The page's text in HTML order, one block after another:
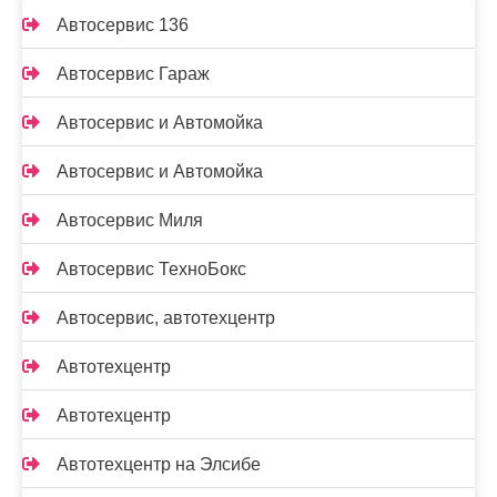
Автосервис 136
Автосервис Гараж
Автосервис и Автомойка
Автосервис и Автомойка
Автосервис Миля
Автосервис ТехноБокс
Автосервис, автотехцентр
Автотехцентр
Автотехцентр
Автотехцентр на Элсибе